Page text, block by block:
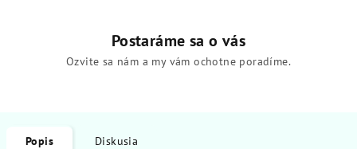
Postaráme sa o vás
Ozvite sa nám a my vám ochotne poradíme.
Popis Diskusia